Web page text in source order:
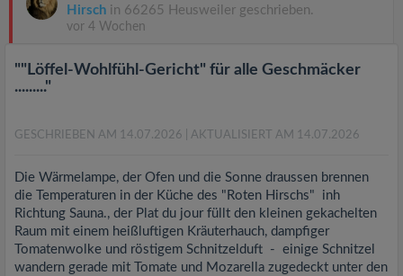
Hirsch in 66265 Heusweiler geschrieben.
vor 4 Wochen
""Löffel-Wohlfühl-Gericht" für alle Geschmäcker
........."
GESCHRIEBEN AM 14.07.2026 | AKTUALISIERT AM 14.07.2026
Die Wärmelampe, der Ofen und die Sonne draussen brennen
die Temperaturen in der Küche des "Roten Hirschs" inh
Richtung Sauna., der Plat du jour füllt den kleinen gekachelten
Raum mit einem heißluftigen Kräuterhauch, dampfiger
Tomatenwolke und röstigem Schnitzelduft - einige Schnitzel
wandern gerade mit Tomate und Mozarella zugedeckt unter den